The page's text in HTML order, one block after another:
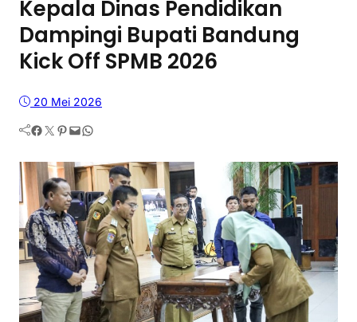
Kepala Dinas Pendidikan
Dampingi Bupati Bandung
Kick Off SPMB 2026
20 Mei 2026
Facebook Twitter Pinterest Mail WhatsApp